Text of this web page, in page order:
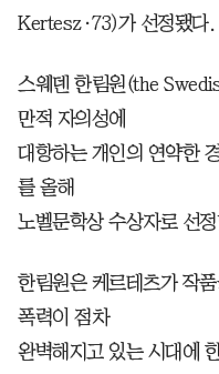
Kertesz·73)가 선정됐다.
스웨덴 한림원(the
만적 자의성에
대항하는 개인의 연약한
를 올해
노벨문학상 수상자로 선
한림원은 케르테츠가 작
폭력이 점차
완벽해지고 있는 시대에